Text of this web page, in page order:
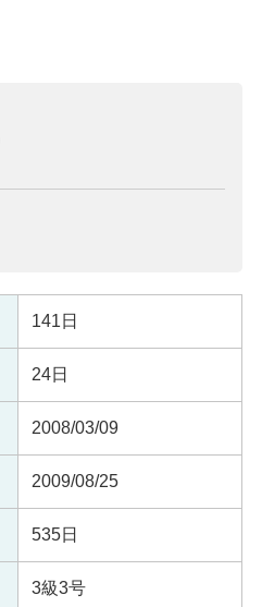
141日
24日
2008/03/09
2009/08/25
535日
3級3号